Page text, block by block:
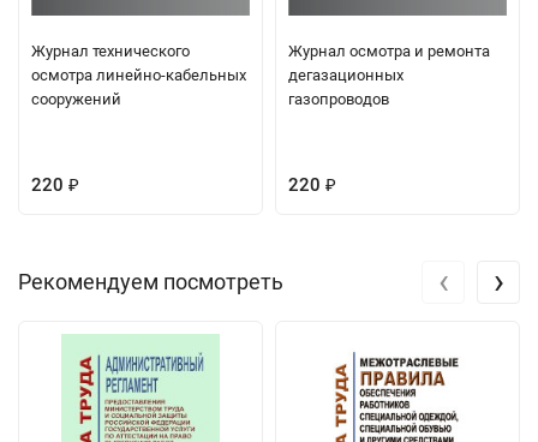
Журнал технического
осмотра линейно-кабельных
сооружений
220 ₽
Журнал осмотра и ремонта
дегазационных
газопроводов
220 ₽
Рекомендуем посмотреть ‹ ›